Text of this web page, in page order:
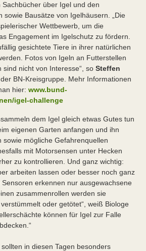
über Igel und den
sowie Bausätze von Igelhäusern. „Die
Wettbewerb, um die
Engagement im Igelschutz zu fördern.
gesichtete Tiere in ihrer natürlichen
Fotos von Igeln an Futterstellen
nicht von Interesse“, so Steffen
der BN-Kreisgruppe. Mehr Informationen
hier: www.bund-
igel-challenge
dem Igel gleich etwas Gutes tun
eigenen Garten anfangen und ihn
sowie mögliche Gefahrenquellen
mit Motorsensen unter Hecken
zu kontrollieren. Und ganz wichtig:
arbeiten lassen oder besser noch ganz
erkennen nur ausgewachsene
zusammenrollen werden sie
oder getötet“, weiß Biologe
können für Igel zur Falle
in diesen Tagen besonders